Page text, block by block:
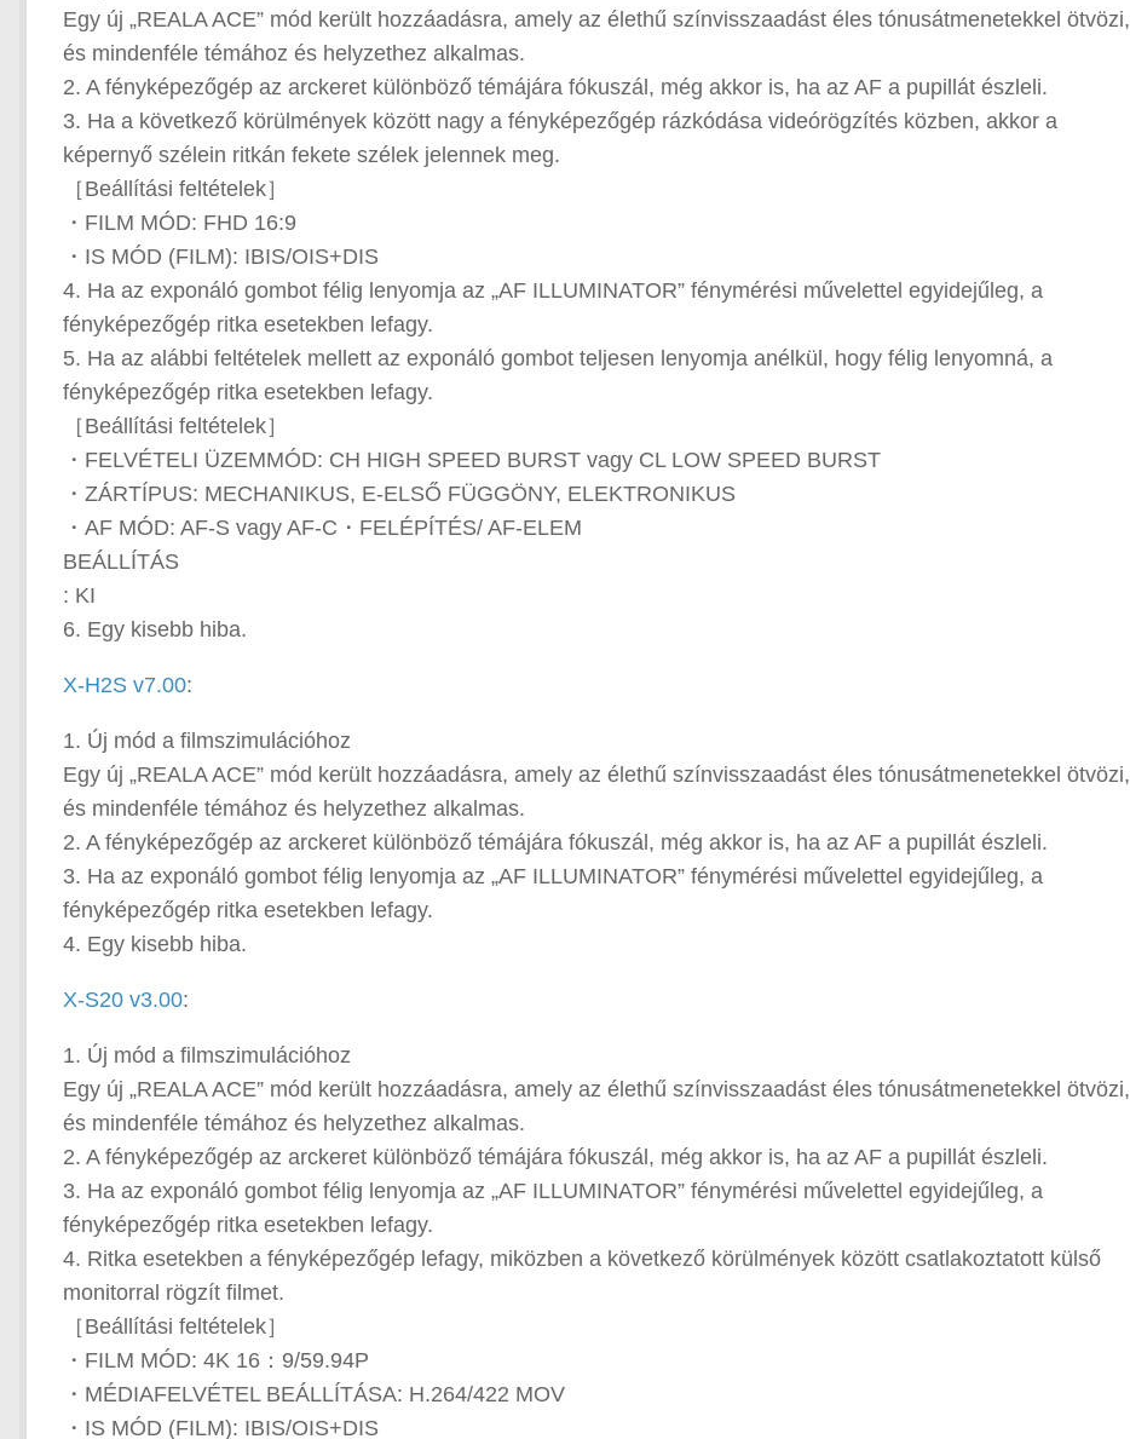
Egy új „REALA ACE” mód került hozzáadásra, amely az élethű színvisszaadást éles tónusátmenetekkel ötvözi,
és mindenféle témához és helyzethez alkalmas.
2. A fényképezőgép az arckeret különböző témájára fókuszál, még akkor is, ha az AF a pupillát észleli.
3. Ha a következő körülmények között nagy a fényképezőgép rázkódása videórögzítés közben, akkor a
képernyő szélein ritkán fekete szélek jelennek meg.
［Beállítási feltételek］
・FILM MÓD: FHD 16:9
・IS MÓD (FILM): IBIS/OIS+DIS
4. Ha az exponáló gombot félig lenyomja az „AF ILLUMINATOR” fénymérési művelettel egyidejűleg, a
fényképezőgép ritka esetekben lefagy.
5. Ha az alábbi feltételek mellett az exponáló gombot teljesen lenyomja anélkül, hogy félig lenyomná, a
fényképezőgép ritka esetekben lefagy.
［Beállítási feltételek］
・FELVÉTELI ÜZEMMÓD: CH HIGH SPEED BURST vagy CL LOW SPEED BURST
・ZÁRTÍPUS: MECHANIKUS, E-ELSŐ FÜGGÖNY, ELEKTRONIKUS
・AF MÓD: AF-S vagy AF-C・FELÉPÍTÉS/ AF-ELEM
BEÁLLÍTÁS
: KI
6. Egy kisebb hiba.
X-H2S v7.00:
1. Új mód a filmszimulációhoz
Egy új „REALA ACE” mód került hozzáadásra, amely az élethű színvisszaadást éles tónusátmenetekkel ötvözi,
és mindenféle témához és helyzethez alkalmas.
2. A fényképezőgép az arckeret különböző témájára fókuszál, még akkor is, ha az AF a pupillát észleli.
3. Ha az exponáló gombot félig lenyomja az „AF ILLUMINATOR” fénymérési művelettel egyidejűleg, a
fényképezőgép ritka esetekben lefagy.
4. Egy kisebb hiba.
X-S20 v3.00:
1. Új mód a filmszimulációhoz
Egy új „REALA ACE” mód került hozzáadásra, amely az élethű színvisszaadást éles tónusátmenetekkel ötvözi,
és mindenféle témához és helyzethez alkalmas.
2. A fényképezőgép az arckeret különböző témájára fókuszál, még akkor is, ha az AF a pupillát észleli.
3. Ha az exponáló gombot félig lenyomja az „AF ILLUMINATOR” fénymérési művelettel egyidejűleg, a
fényképezőgép ritka esetekben lefagy.
4. Ritka esetekben a fényképezőgép lefagy, miközben a következő körülmények között csatlakoztatott külső
monitorral rögzít filmet.
［Beállítási feltételek］
・FILM MÓD: 4K 16：9/59.94P
・MÉDIAFELVÉTEL BEÁLLÍTÁSA: H.264/422 MOV
・IS MÓD (FILM): IBIS/OIS+DIS